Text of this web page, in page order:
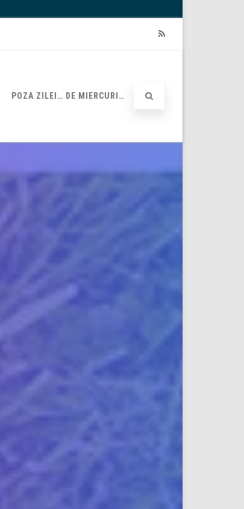
POZA ZILEI… DE MIERCURI…